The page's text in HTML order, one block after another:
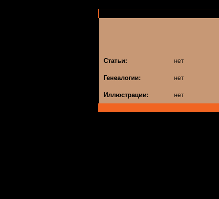
Статьи: нет
Генеалогии: нет
Иллюстрации: нет